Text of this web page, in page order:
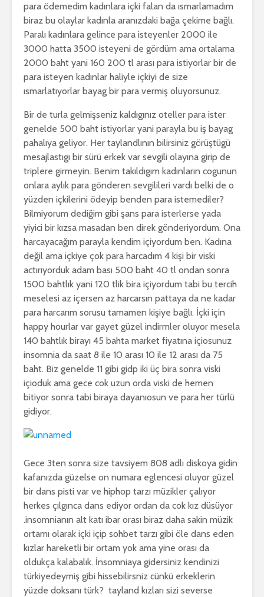
para ödemedim kadınlara içki falan da ısmarlamadım
biraz bu olaylar kadınla aranızdaki bağa çekime bağlı.
Paralı kadınlara gelince para isteyenler 2000 ile
3000 hatta 3500 isteyeni de gördüm ama ortalama
2000 baht yani 160 200 tl arası para istiyorlar bir de
para isteyen kadınlar haliyle içkiyi de size
ısmarlatıyorlar bayag bir para vermiş oluyorsunuz.
Bir de turla gelmişseniz kaldıgınız oteller para ister
genelde 500 baht istiyorlar yani parayla bu iş bayag
pahalıya geliyor. Her taylandlının bilirsiniz görüştügü
mesajlastıgı bir sürü erkek var sevgili olayına girip de
triplere girmeyin. Benim takıldıgım kadınların cogunun
onlara aylık para gönderen sevgilileri vardı belki de o
yüzden içkilerini ödeyip benden para istemediler?
Bilmiyorum dediğim gibi şans para isterlerse yada
yiyici bir kızsa masadan ben direk gönderiyordum. Ona
harcayacağım parayla kendim içiyordum ben. Kadına
değil ama içkiye çok para harcadım 4 kişi bir viski
actırıyorduk adam bası 500 baht 40 tl ondan sonra
1500 bahtlık yani 120 tlik bira içiyordum tabi bu tercih
meselesi az içersen az harcarsın pattaya da ne kadar
para harcarım sorusu tamamen kişiye bağlı. İçki için
happy hourlar var gayet güzel indirmler oluyor mesela
140 bahtlık birayı 45 bahta market fiyatına içiosunuz
insomnia da saat 8 ile 10 arası 10 ile 12 arası da 75
baht. Biz genelde 11 gibi gidp iki üç bira sonra viski
içioduk ama gece cok uzun orda viski de hemen
bitiyor sonra tabi biraya dayanıosun ve para her türlü
gidiyor.
Gece 3ten sonra size tavsiyem 808 adlı diskoya gidin
kafanızda güzelse on numara eglencesi oluyor güzel
bir dans pisti var ve hiphop tarzı müzikler çalıyor
herkes çılgınca dans ediyor ordan da cok kız düsüyor
.insomnianın alt katı ibar orası biraz daha sakin müzik
ortamı olarak içki içip sohbet tarzı gibi öle dans eden
kızlar hareketli bir ortam yok ama yine orası da
oldukça kalabalık. İnsomniaya gidersiniz kendinizi
türkiyedeymiş gibi hissebilirsniz cünkü erkeklerin
yüzde doksanı türk? tayland kızları sizi severse